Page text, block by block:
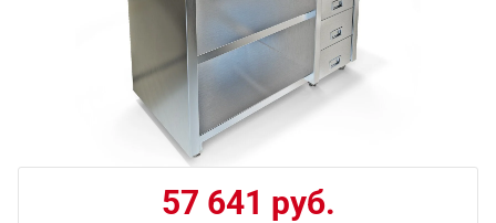
57 641 руб.